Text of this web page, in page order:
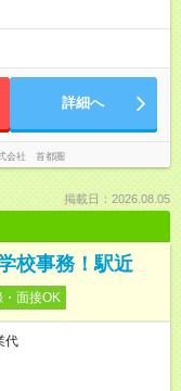
詳細へ
会社 首都圏
掲載日：2026.08.05
校事務！駅近
面接OK
代